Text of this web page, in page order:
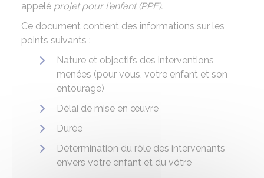
appelé projet pour l'enfant (PPE).
Ce document contient des informations sur les
points suivants :
Nature et objectifs des interventions
menées (pour vous, votre enfant et son
entourage)
Délai de mise en œuvre
Durée
Détermination du rôle des intervenants
envers votre enfant et du vôtre